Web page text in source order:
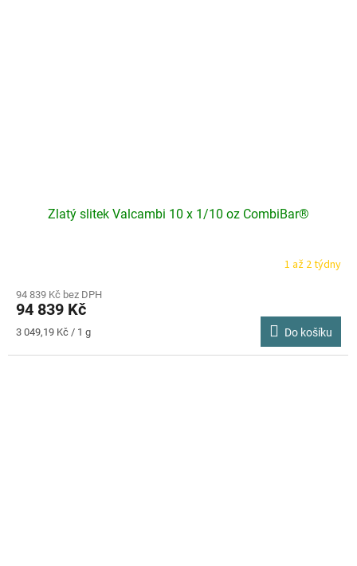
Zlatý slitek Valcambi 10 x 1/10 oz CombiBar®
produktu
je
5,0
5
1 až 2 týdny
94 839 Kč bez DPH
94 839 Kč
Měrná
3 049,19 Kč / 1 g Do košíku